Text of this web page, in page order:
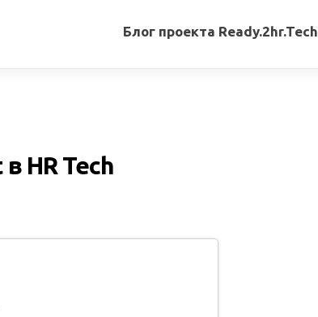
Блог проекта Ready.2hr.Tech
HR Tech